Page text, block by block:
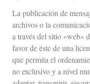
La publicación de
archivos o la
a través del sitio «web»
favor de éste de una
que permita el
no exclusivo y a nivel